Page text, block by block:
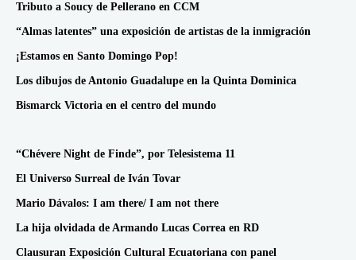
Tributo a Soucy de Pellerano en CCM
“Almas latentes” una exposición de artistas de la inmigración
¡Estamos en Santo Domingo Pop!
Los dibujos de Antonio Guadalupe en la Quinta Dominica
Bismarck Victoria en el centro del mundo
“Chévere Night de Finde”, por Telesistema 11
El Universo Surreal de Iván Tovar
Mario Dávalos: I am there/ I am not there
La hija olvidada de Armando Lucas Correa en RD
Clausuran Exposición Cultural Ecuatoriana con panel